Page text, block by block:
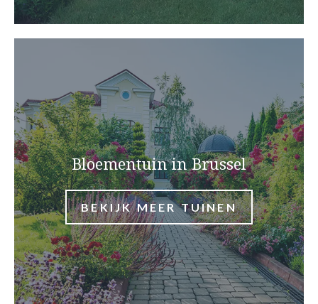
Bloementuin in Brussel
BEKIJK MEER TUINEN